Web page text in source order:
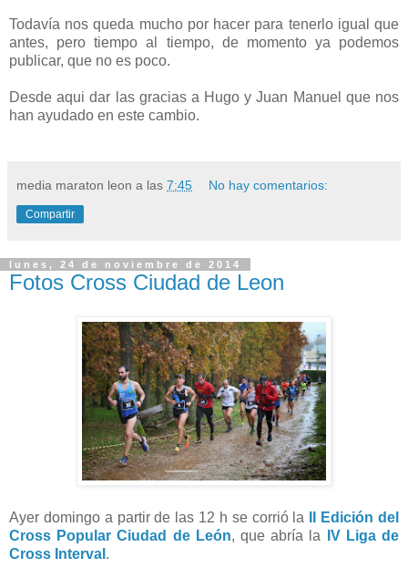
Todavía nos queda mucho por hacer para tenerlo igual que
antes, pero tiempo al tiempo, de momento ya podemos
publicar, que no es poco.
Desde aqui dar las gracias a Hugo y Juan Manuel que nos
han ayudado en este cambio.
media maraton leon a las 7:45 No hay comentarios:
Compartir
lunes, 24 de noviembre de 2014
Fotos Cross Ciudad de Leon
Ayer domingo a partir de las 12 h se corrió la
II Edición del
Cross Popular Ciudad de León, que abría la IV Liga de
Cross Interval .